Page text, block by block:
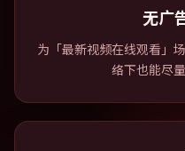
无广
为「最新视频在线观看」
络下也能尽